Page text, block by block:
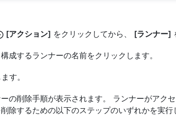
[アクション] をクリックしてから、 [ランナー]
成するランナーの名前をクリックします。
す。
の削除手順が表示されます。 ランナーがアク
除するための以下のステップのいずれかを実行